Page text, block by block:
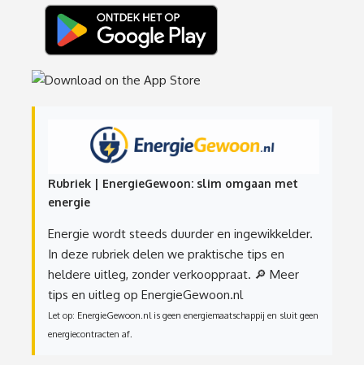
Rubriek | EnergieGewoon: slim omgaan met
energie
Energie wordt steeds duurder en ingewikkelder.
In deze rubriek delen we praktische tips en
heldere uitleg, zonder verkooppraat. 🔎 Meer
tips en uitleg op EnergieGewoon.nl
Let op: EnergieGewoon.nl is geen energiemaatschappij en sluit geen
energiecontracten af.